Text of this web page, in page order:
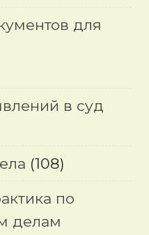
для
в суд
(108)
по
делам